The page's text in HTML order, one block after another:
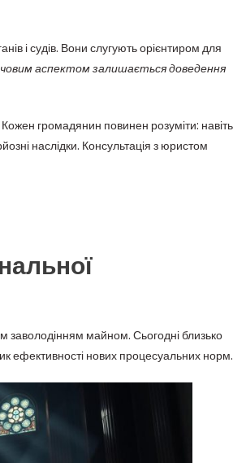
і судів. Вони слугують орієнтиром для
аспектом залишається доведення
громадянин повинен розуміти: навіть
наслідки. Консультація з юристом
заволодінням майном. Сьогодні близько
ефективності нових процесуальних норм.